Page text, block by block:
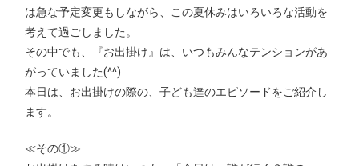
は急な予定変更もしながら、この夏休みはいろいろな活動を
考えて過ごしました。
その中でも、『お出掛け』は、いつもみんなテンションがあ
がっていました(^^)
本日は、お出掛けの際の、子ども達のエピソードをご紹介し
ます。
≪その①≫